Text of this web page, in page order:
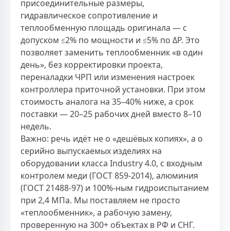
присоединительные размеры,
гидравлическое сопротивление и
теплообменную площадь оригинала — с
допуском ≤2% по мощности и ≤5% по ΔP. Это
позволяет заменить теплообменник «в один
день», без корректировки проекта,
переналадки ЧРП или изменения настроек
контроллера приточной установки. При этом
стоимость аналога на 35–40% ниже, а срок
поставки — 20–25 рабочих дней вместо 8–10
недель.
Важно: речь идёт не о «дешёвых копиях», а о
серийно выпускаемых изделиях на
оборудовании класса Industry 4.0, с входным
контролем меди (ГОСТ 859-2014), алюминия
(ГОСТ 21488-97) и 100%-ным гидроиспытанием
при 2,4 МПа. Мы поставляем не просто
«теплообменник», а рабочую замену,
проверенную на 300+ объектах в РФ и СНГ.